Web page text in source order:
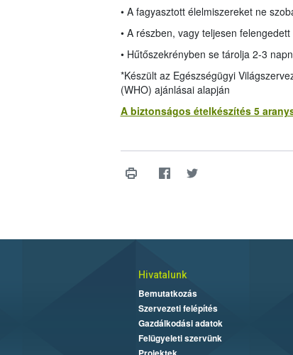
• A fagyasztott élelmiszereket ne
• A részben, vagy teljesen
• Hűtőszekrényben se tárolja 2-3
*Készült az Egészségügyi
(WHO) ajánlásai alapján
A biztonságos ételkészítés 5
Hivatalunk
Bemutatkozás
Szervezeti felépítés
Gazdálkodási adatok
Felügyeleti szervünk